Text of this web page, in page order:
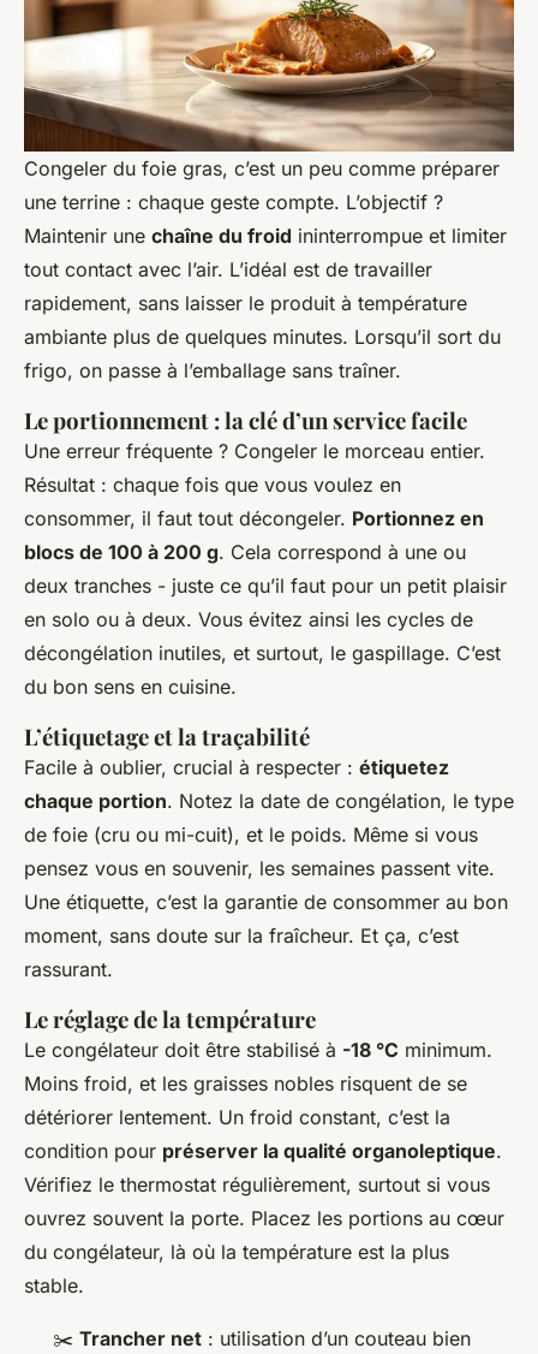
Congeler du foie gras, c’est un peu comme préparer
une terrine : chaque geste compte. L’objectif ?
Maintenir une chaîne du froid ininterrompue et limiter
tout contact avec l’air. L’idéal est de travailler
rapidement, sans laisser le produit à température
ambiante plus de quelques minutes. Lorsqu’il sort du
frigo, on passe à l’emballage sans traîner.
Le portionnement : la clé d’un service facile
Une erreur fréquente ? Congeler le morceau entier.
Résultat : chaque fois que vous voulez en
consommer, il faut tout décongeler. Portionnez en
blocs de 100 à 200 g. Cela correspond à une ou
deux tranches - juste ce qu’il faut pour un petit plaisir
en solo ou à deux. Vous évitez ainsi les cycles de
décongélation inutiles, et surtout, le gaspillage. C’est
du bon sens en cuisine.
L’étiquetage et la traçabilité
Facile à oublier, crucial à respecter : étiquetez
chaque portion. Notez la date de congélation, le type
de foie (cru ou mi-cuit), et le poids. Même si vous
pensez vous en souvenir, les semaines passent vite.
Une étiquette, c’est la garantie de consommer au bon
moment, sans doute sur la fraîcheur. Et ça, c’est
rassurant.
Le réglage de la température
Le congélateur doit être stabilisé à -18 °C minimum.
Moins froid, et les graisses nobles risquent de se
détériorer lentement. Un froid constant, c’est la
condition pour préserver la qualité organoleptique.
Vérifiez le thermostat régulièrement, surtout si vous
ouvrez souvent la porte. Placez les portions au cœur
du congélateur, là où la température est la plus
stable.
✂️ Trancher net : utilisation d’un couteau bien